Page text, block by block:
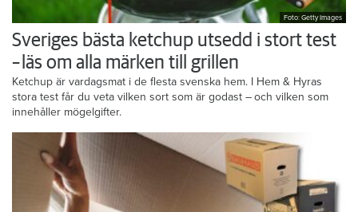
Foto: Getty Images
Sveriges bästa ketchup utsedd i stort test
– läs om alla märken till grillen
Ketchup är vardagsmat i de flesta svenska hem. I Hem & Hyras
stora test får du veta vilken sort som är godast – och vilken som
innehåller mögelgifter.